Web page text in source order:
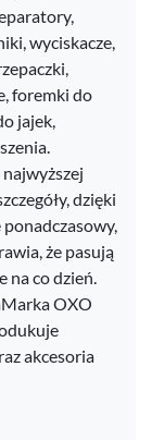
wyciskacze,
foremki do
jajek,
dzięki
ponadczasowy,
że pasują
co dzień.
OXO
akcesoria